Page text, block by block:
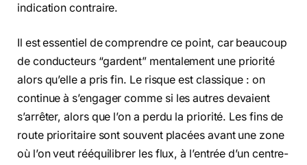
indication contraire.
Il est essentiel de comprendre ce point, car beaucoup
de conducteurs “gardent” mentalement une priorité
alors qu’elle a pris fin. Le risque est classique : on
continue à s’engager comme si les autres devaient
s’arrêter, alors que l’on a perdu la priorité. Les fins de
route prioritaire sont souvent placées avant une zone
où l’on veut rééquilibrer les flux, à l’entrée d’un centre-